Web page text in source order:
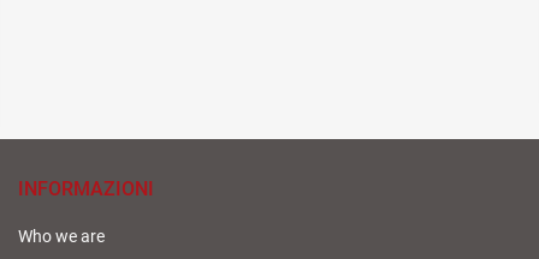
INFORMAZIONI
Who we are